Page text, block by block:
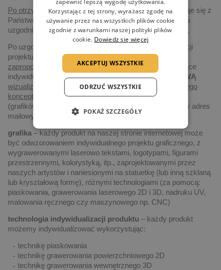
Po otrzymaniu zapytania,nasz przedstawiciel skontaktuje się z
Państwem drogą elektroniczną, albo telefoniczną, w celu
uzgodnienia szczegółów dotyczących realizacji projektu.
Po uzgodnieniu szczegółów dotyczących czasu realizacji
projektu, ilości zamawianych statuetek, jak i budżetu
zaproponujemy
Państwunajlepsze rozwiązanie
dotyczące
indywidualizacji produktów. Wykonamy także DARMOWĄ
wizualizację
(2D lub 3D) przedmiotowego projektu, lub
jego
koncept zrealizowany cyfrowoprzez naszych artystów
(grafików), a następnie
wyślemy z wyceną
na wskazany adres
mailowy.
grafika – każdy produkt na naszej stronie internetowej może
być odwzorowaniem indywidualnego projektu graficznego, z
wygrawerowanymi laserowo tekstami, logotypami, figurami
przestrzennymi, kolorystyką, itp., zaprojektowanymi przez
naszych artystów i naniesionymi na statuetkę (lub inną szklaną
lub kryształową formę), różnymi technologiami (za pomocą:
piaskowania, grawerowania laserowego 2D i 3D, nadruku UV,
malowania ręcznego czy maszynowego np. CNC)
technologia indywidualizacji produktu – każdy produkt
możemy indywidualizować wykorzystując:
technikę piaskowania
technikę grawerowania powierzchniowego 2D
technikę grawerowania wewnętrznego 3D
Korzystając z tej strony, wyrażasz zgodę na
używanie przez nas wszystkich plików cookie
zgodnie z warunkami naszej polityki plików
cookie. Dowiedz się więcej
AKCEPTUJ WSZYSTKIE
ODRZUĆ WSZYSTKIE
POKAŻ SZCZEGÓŁY